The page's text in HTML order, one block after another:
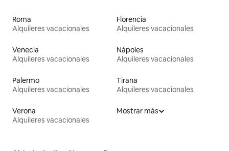
Roma
Alquileres vacacionales
Florencia
Alquileres vacacionales
Venecia
Alquileres vacacionales
Nápoles
Alquileres vacacionales
Palermo
Alquileres vacacionales
Tirana
Alquileres vacacionales
Verona
Alquileres vacacionales
Mostrar más